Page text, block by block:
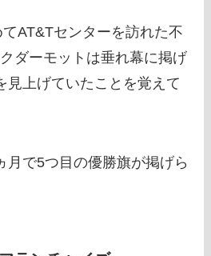
AT&Tセンターを訪れた不
ダーモットは垂れ幕に掲げ
見上げていたことを覚えて
月で5つ目の優勝旗が掲げら